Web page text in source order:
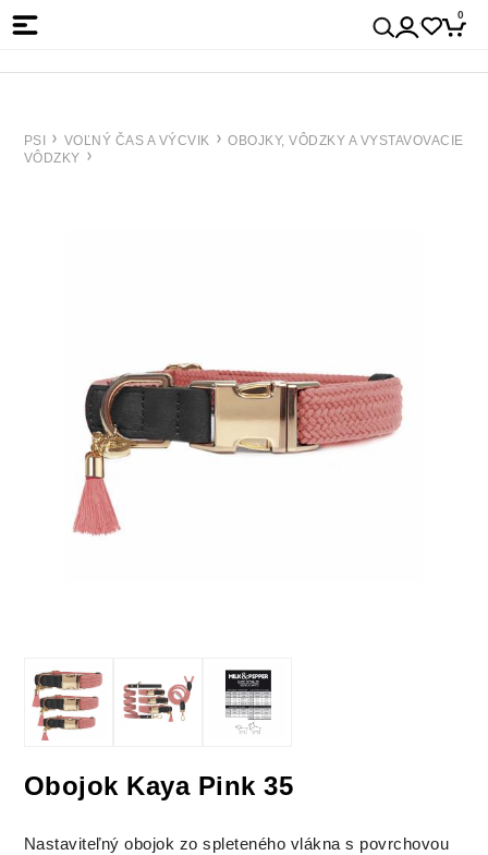
0
PSI VOĽNÝ ČAS A VÝCVIK
OBOJKY, VÔDZKY A VYSTAVOVACIE
VÔDZKY
Obojok Kaya Pink 35
Nastaviteľný obojok zo spleteného vlákna s povrchovou